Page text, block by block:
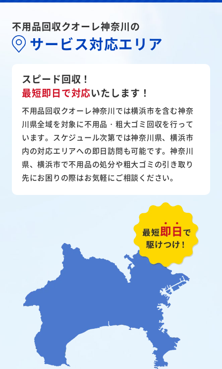
不用品回収クオーレ神奈川の
サービス対応エリア
スピード回収！
最短即日で対応いたします！
不用品回収クオーレ神奈川では横浜市を含む神奈
川県全域を対象に不用品・粗大ゴミ回収を行って
います。スケジュール次第では神奈川県、横浜市
内の対応エリアへの即日訪問も可能です。神奈川
県、横浜市で不用品の処分や粗大ゴミの引き取り
先にお困りの際はお気軽にご相談ください。